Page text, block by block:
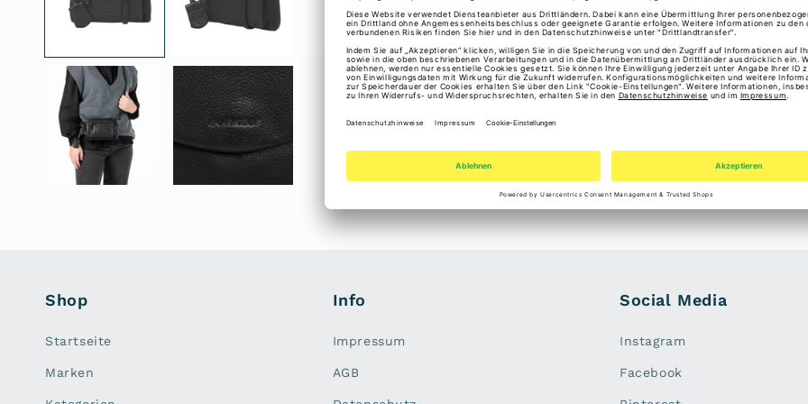
Minibag 11884 von
Angaben zur
Hersteller: Horsten
Shop
Startseite
Marken
Info
Impressum
AGB
Social Media
Instagram
Facebook